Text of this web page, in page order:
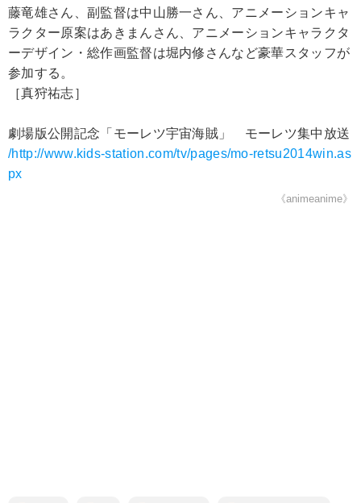
藤竜雄さん、副監督は中山勝一さん、アニメーションキャ
ラクター原案はあきまんさん、アニメーションキャラクタ
ーデザイン・総作画監督は堀内修さんなど豪華スタッフが
参加する。
［真狩祐志］
劇場版公開記念「モーレツ宇宙海賊」 モーレツ集中放送
/http://www.kids-station.com/tv/pages/mo-retsu2014win.as
px
《animeanime》